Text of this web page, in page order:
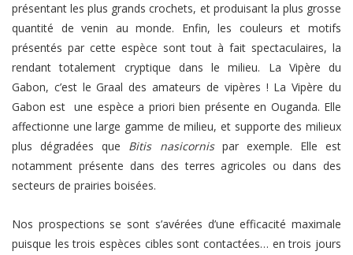
présentant les plus grands crochets, et produisant la plus grosse
quantité de venin au monde. Enfin, les couleurs et motifs
présentés par cette espèce sont tout à fait spectaculaires, la
rendant totalement cryptique dans le milieu. La Vipère du
Gabon, c’est le Graal des amateurs de vipères ! La Vipère du
Gabon est une espèce a priori bien présente en Ouganda. Elle
affectionne une large gamme de milieu, et supporte des milieux
plus dégradées que Bitis nasicornispar exemple. Elle est
notamment présente dans des terres agricoles ou dans des
secteurs de prairies boisées.
Nos prospections se sont s’avérées d’une efficacité maximale
puisque les trois espèces cibles sont contactées… en trois jours